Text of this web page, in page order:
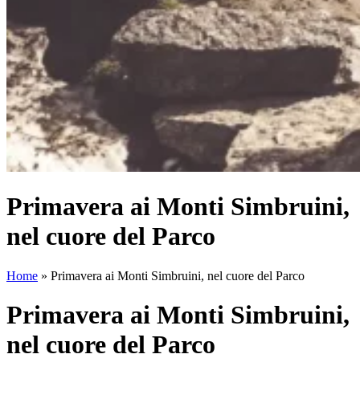
Primavera ai Monti Simbruini,
nel cuore del Parco
Home » Primavera ai Monti Simbruini, nel cuore del Parco
Primavera ai Monti Simbruini,
nel cuore del Parco